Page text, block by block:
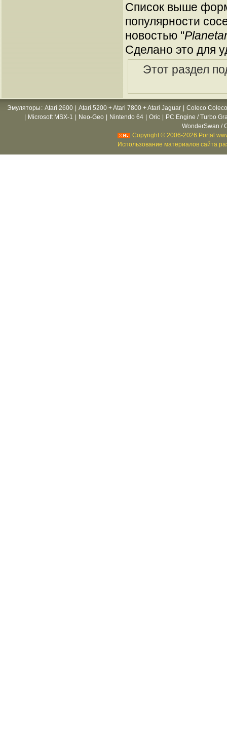
Список выше
популярности
новостью "
Сделано это для
Этот раздел
Эмуляторы : Atari 2600 Atari 5200 + Atari 7800 + Atari Jaguar
Coleco
Microsoft MSX-1 Neo-Geo Nintendo 64 Oric
PC Engine / Turbo
WonderSwan /
Copyright © 2006-2026 Portal
Использование материалов сайта